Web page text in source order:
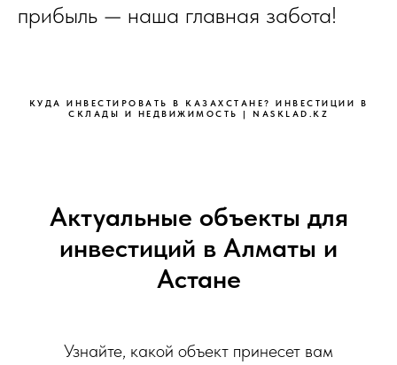
прибыль — наша главная забота!
КУДА ИНВЕСТИРОВАТЬ В КАЗАХСТАНЕ? ИНВЕСТИЦИИ В
СКЛАДЫ И НЕДВИЖИМОСТЬ | NASKLAD.KZ
Актуальные объекты для
инвестиций в Алматы и
Астане
Узнайте, какой объект принесет вам